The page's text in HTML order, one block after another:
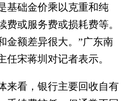
基础金价乘以克重和纯
费或服务费或损耗费等。
金额差异很大。”广东南
任宋蒋圳对记者表示。
看，银行主要回收自有